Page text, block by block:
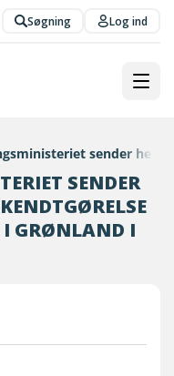
Søgning Log ind
sender
SENDER
I GRØNLAND I